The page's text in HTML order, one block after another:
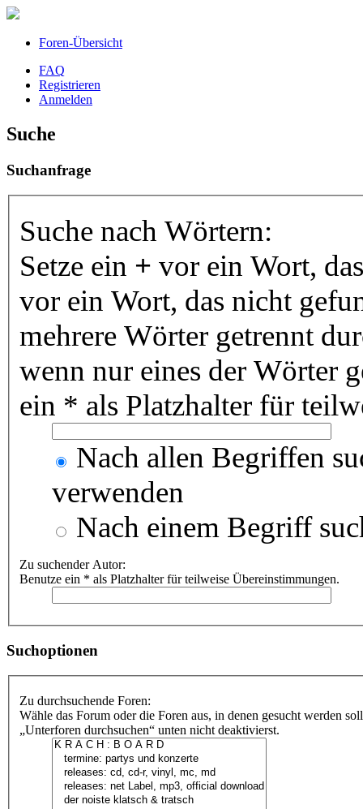
Foren-Übersicht
FAQ
Registrieren
Anmelden
Suche
Suchanfrage
Suche nach Wörtern:
Setze ein + vor ein Wort,
vor ein Wort, das nicht
mehrere Wörter getrennt
wenn nur eines der Wörter
ein * als Platzhalter für
Nach allen Begriffen
verwenden
Nach einem Begriff
Zu suchender Autor:
Benutze ein * als Platzhalter für teilweise Übereinstimmungen.
Suchoptionen
Zu durchsuchende Foren:
Wähle das Forum oder die Foren aus, in denen gesucht werden
„Unterforen durchsuchen“ unten nicht deaktivierst.